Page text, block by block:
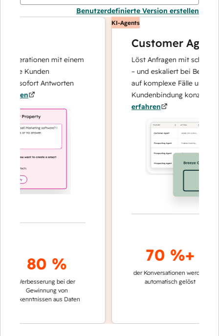
Benutzerdefinierte Version erstellen
mit einem
Kunden
sofort Antworten
80 %
Verbesserung bei der
Gewinnung von
aus Daten
KI-Agents
Customer Agent
Löst Anfragen mit schnellen,
– und eskaliert bei Bedarf,
auf komplexe Fälle und den
Kundenbindung konzentrieren
erfahren
70 %+
der Konversationen werden
automatisch gelöst